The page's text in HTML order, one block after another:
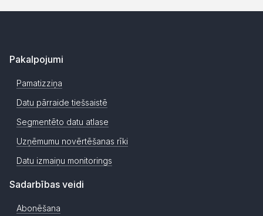
Pakalpojumi
Pamatizziņa
Datu pārraide tiešsaistē
Segmentēto datu atlase
Uzņēmumu novērtēšanas rīki
Datu izmaiņu monitorings
Sadarbības veidi
Abonēšana